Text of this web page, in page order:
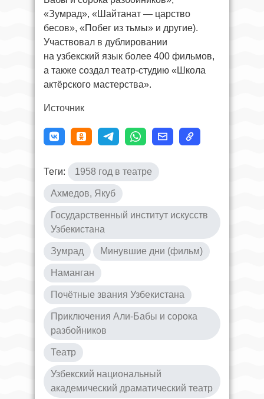
«Зумрад», «Шайтанат — царство
бесов», «Побег из тьмы» и другие).
Участвовал в дублировании
на узбекский язык более 400 фильмов,
а также создал театр-студию «Школа
актёрского мастерства».
Источник
Теги: 1958 год в театре
Ахмедов, Якуб
Государственный институт искусств
Узбекистана
Зумрад Минувшие дни (фильм)
Наманган
Почётные звания Узбекистана
Приключения Али-Бабы и сорока
разбойников
Театр
Узбекский национальный
академический драматический театр